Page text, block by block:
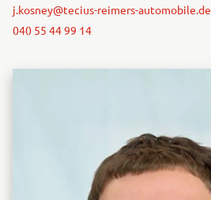
j.kosney@tecius-reimers-automobile.de
040 55 44 99 14